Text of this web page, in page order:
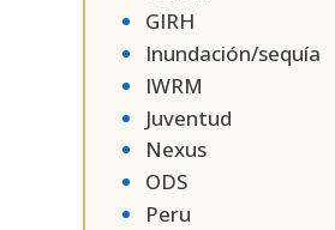
GIRH
Inundación/sequía
IWRM
Juventud
Nexus
ODS
Peru